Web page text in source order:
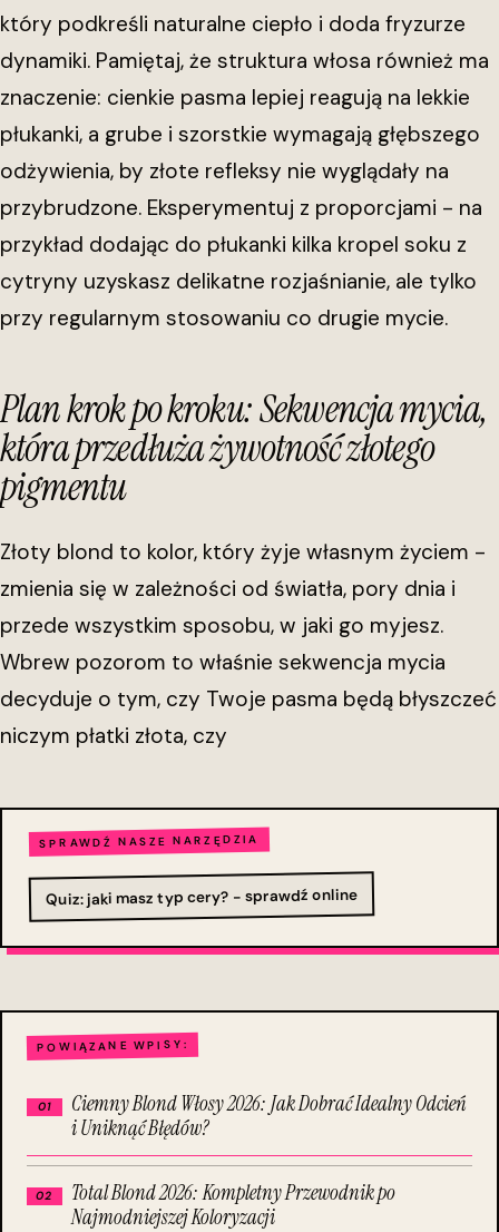
który podkreśli naturalne ciepło i doda fryzurze
dynamiki. Pamiętaj, że struktura włosa również ma
znaczenie: cienkie pasma lepiej reagują na lekkie
płukanki, a grube i szorstkie wymagają głębszego
odżywienia, by złote refleksy nie wyglądały na
przybrudzone. Eksperymentuj z proporcjami - na
przykład dodając do płukanki kilka kropel soku z
cytryny uzyskasz delikatne rozjaśnianie, ale tylko
przy regularnym stosowaniu co drugie mycie.
Plan krok po kroku: Sekwencja mycia,
która przedłuża żywotność złotego
pigmentu
Złoty blond to kolor, który żyje własnym życiem -
zmienia się w zależności od światła, pory dnia i
przede wszystkim sposobu, w jaki go myjesz.
Wbrew pozorom to właśnie sekwencja mycia
decyduje o tym, czy Twoje pasma będą błyszczeć
niczym płatki złota, czy
SPRAWDŹ NASZE NARZĘDZIA
Quiz: jaki masz typ cery? - sprawdź online
POWIĄZANE WPISY:
Ciemny Blond Włosy 2026: Jak Dobrać Idealny Odcień
i Uniknąć Błędów?
Total Blond 2026: Kompletny Przewodnik po
Najmodniejszej Koloryzacji